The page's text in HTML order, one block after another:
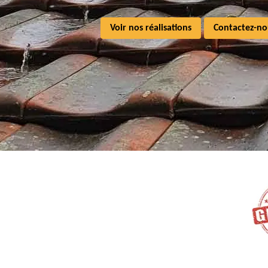
Voir nos réalisations Contactez-